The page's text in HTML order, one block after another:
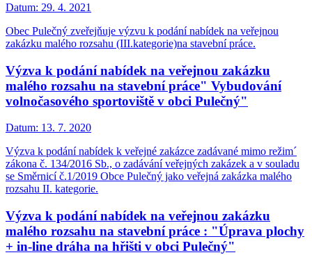
Datum: 29. 4. 2021
Obec Pulečný zveřejňuje výzvu k podání nabídek na veřejnou
zakázku malého rozsahu (III.kategorie)na stavební práce.
Výzva k podání nabídek na veřejnou zakázku
malého rozsahu na stavební práce" Vybudování
volnočasového sportoviště v obci Pulečný"
Datum: 13. 7. 2020
Výzva k podání nabídek k veřejné zakázce zadávané mimo režim´
zákona č. 134/2016 Sb., o zadávání veřejných zakázek a v souladu
se Směrnicí č.1/2019 Obce Pulečný jako veřejná zakázka malého
rozsahu II. kategorie.
Výzva k podání nabídek na veřejnou zakázku
malého rozsahu na stavební práce : "Úprava plochy
+ in-line dráha na hřišti v obci Pulečný"